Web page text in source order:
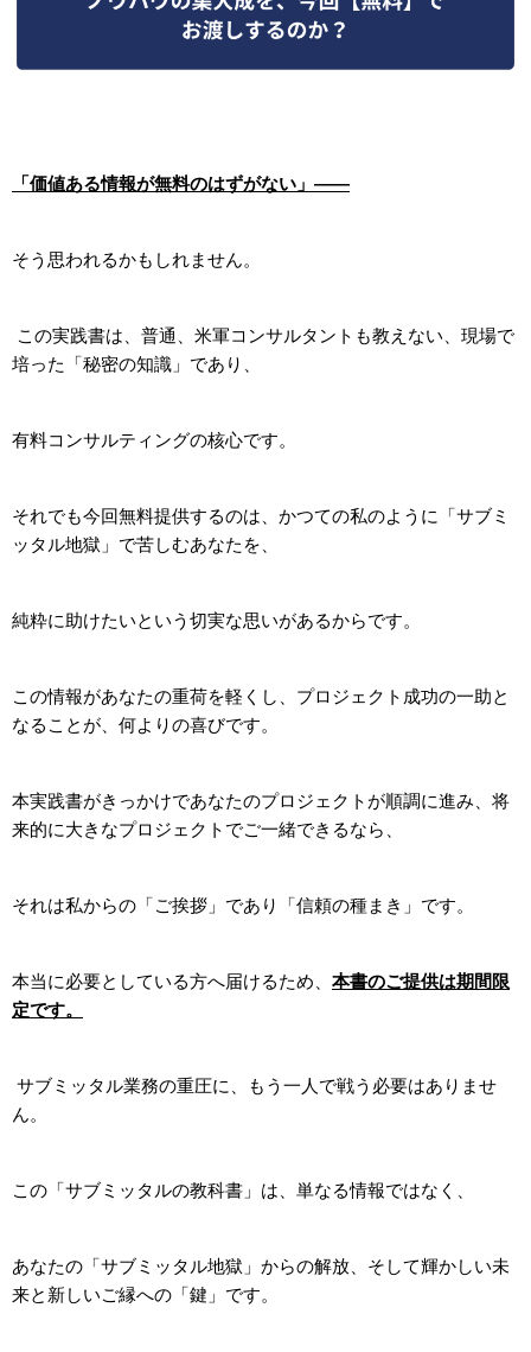
「価値ある情報が無料のはずがない」――
そう思われるかもしれません。
この実践書は、普通、米軍コンサルタントも教えない、現場で
培った「秘密の知識」であり、
有料コンサルティングの核心です。
それでも今回無料提供するのは、かつての私のように「サブミ
ッタル地獄」で苦しむあなたを、
純粋に助けたいという切実な思いがあるからです。
この情報があなたの重荷を軽くし、プロジェクト成功の一助と
なることが、何よりの喜びです。
本実践書がきっかけであなたのプロジェクトが順調に進み、将
来的に大きなプロジェクトでご一緒できるなら、
それは私からの「ご挨拶」であり「信頼の種まき」です。
本当に必要としている方へ届けるため、 本書のご提供は期間限
定です。
サブミッタル業務の重圧に、もう一人で戦う必要はありませ
ん。
この「サブミッタルの教科書」は、単なる情報ではなく、
あなたの「サブミッタル地獄」からの解放、そして輝かしい未
来と新しいご縁への「鍵」です。